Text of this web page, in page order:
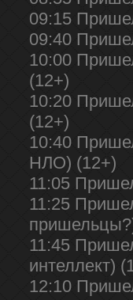
09:15
09:40
10:00
(12+)
10:20
(12+)
10:40
НЛО) (12+)
11:05
11:25
11:45
интеллект)
12:10